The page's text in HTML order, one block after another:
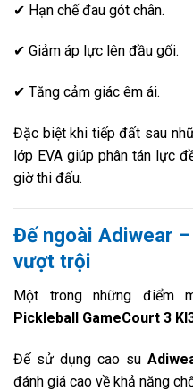
✔ Hạn chế đau gót chân.
✔ Giảm áp lực lên đầu gối.
✔ Tăng cảm giác êm ái.
Đặc biệt khi tiếp đất sau
lớp EVA giúp phân tán lực
giờ thi đấu.
Đế ngoài Adiwear
vượt trội
Một trong những điểm
Pickleball GameCourt 3
Đế sử dụng cao su
đánh giá cao về khả năng